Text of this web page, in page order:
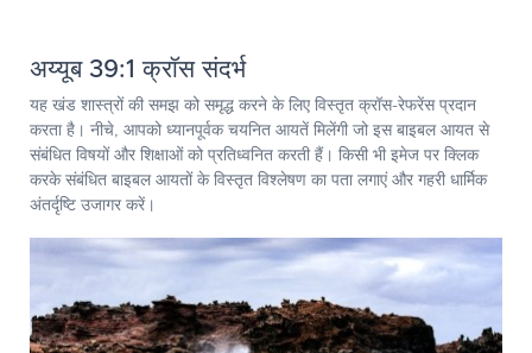
अय्यूब 39:1 क्रॉस संदर्भ
यह खंड शास्त्रों की समझ को समृद्ध करने के लिए विस्तृत क्रॉस-रेफरेंस प्रदान
करता है। नीचे, आपको ध्यानपूर्वक चयनित आयतें मिलेंगी जो इस बाइबल आयत से
संबंधित विषयों और शिक्षाओं को प्रतिध्वनित करती हैं। किसी भी इमेज पर क्लिक
करके संबंधित बाइबल आयतों के विस्तृत विश्लेषण का पता लगाएं और गहरी धार्मिक
अंतर्दृष्टि उजागर करें।